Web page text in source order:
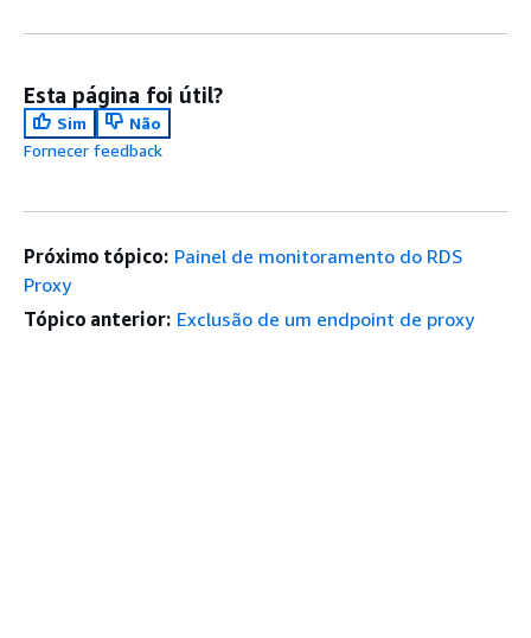
Esta página foi útil?
Sim
Não
Fornecer feedback
Próximo tópico: Painel de monitoramento do RDS
Proxy
Tópico anterior: Exclusão de um endpoint de proxy